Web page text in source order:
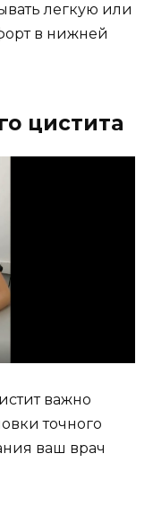
легкую или
в нижней
цистита
важно
точного
ваш врач